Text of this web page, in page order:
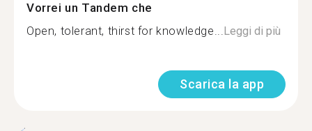
Vorrei un Tandem che
Open, tolerant, thirst for knowledge...Leggi di più
Scarica la app